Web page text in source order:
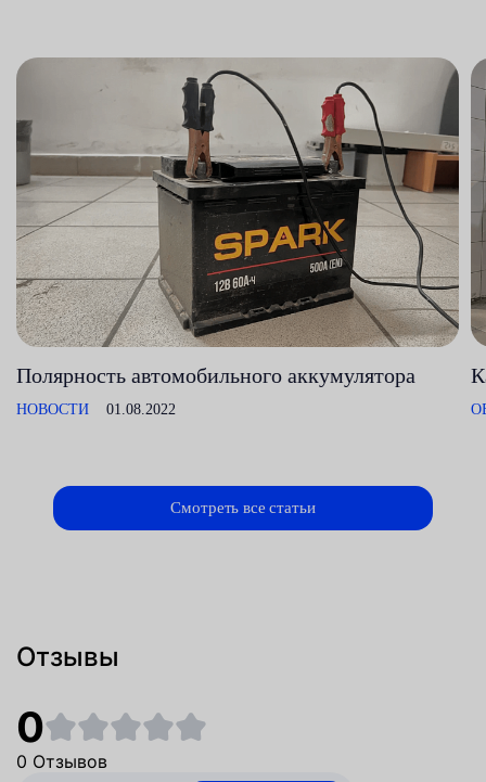
Полярность автомобильного аккумулятора
НОВОСТИ 01.08.2022
Смотреть все статьи
Отзывы
0
0 Отзывов